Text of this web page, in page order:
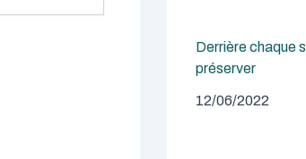
Derrière chaque
préserver
12/06/2022